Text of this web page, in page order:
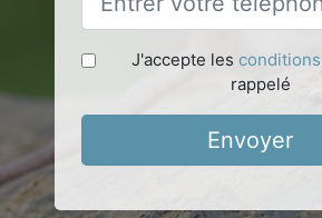
J'accepte les conditions
rappelé
Envoyer